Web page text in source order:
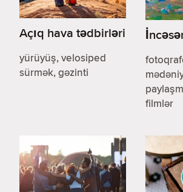
Açıq hava tədbirləri
yürüyüş, velosiped
sürmək, gəzinti
filmlər